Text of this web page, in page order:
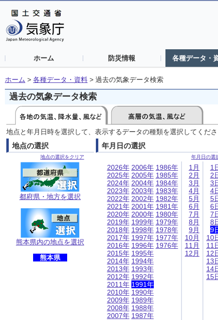
ホーム 防災情報 各種データ・
ホーム > 各種データ・資料 > 過去の気象データ検索
過去の気象データ検索
地点と年月日時を選択して、表示するデータの種類を選択してくだ
地点の選択
地点の選択をクリア
都府県・地方を選択
熊本県内の地点を選択
熊本県
年月日の選択
年月日の選
2026年
2025年
2024年
2023年
2022年
2021年
2020年
2019年
2018年
2017年
2016年
2015年
2014年
2013年
2012年
2011年
2010年
2009年
2008年
2007年
2006年
2005年
2004年
2003年
2002年
2001年
2000年
1999年
1998年
1997年
1996年
1995年
1994年
1993年
1992年
1991年
1990年
1989年
1988年
1987年
1986年
1985年
1984年
1983年
1982年
1981年
1980年
1979年
1978年
1977年
1976年
1月
2月
3月
4月
5月
6月
7月
8月
9月
10月
11月
12月
1
2
3
4
5
6
7
8
9
10
11
12
13
14
15